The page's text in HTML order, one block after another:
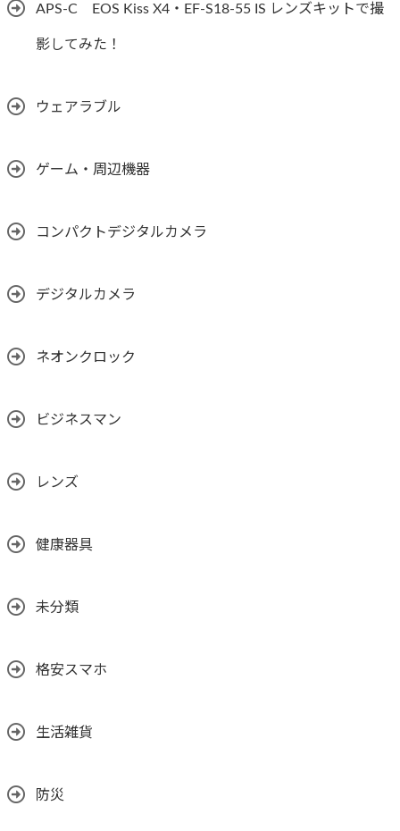
APS-C EOS Kiss X4・EF-S18-55 IS レンズキットで撮
影してみた！
ウェアラブル
ゲーム・周辺機器
コンパクトデジタルカメラ
デジタルカメラ
ネオンクロック
ビジネスマン
レンズ
健康器具
未分類
格安スマホ
生活雑貨
防災